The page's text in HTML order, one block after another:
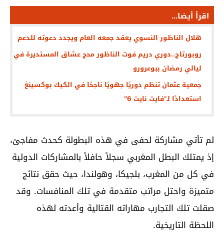
اقرأ أيضا...
هلال الناظور النسوي يعقد جمعه العام ويجدد دعوته للدعم
روبورتاج..دوري دريم فوت الناظور محج عشاق المستديرة في
ليالي رمضان ببوعرورو
جمعية عثمان تنظم دوريًا جهويًا ناجحًا في الكيك بوكسينغ
استعدادًا لـ”فايت نايت 6″
لم تأتي مشاركة لحفى في هذه البطولة كحدث مفاجئ،
إذ يمتلك البطل المغربي سجلاً حافلاً بالمشاركات الدولية
في كل من المغرب، بلجيكا، وهولندا، حيث حقق نتائج
متميزة واحتل مراتب متقدمة في تلك المنافسات. وقد
صقلت تلك التجارب مهاراته القتالية وأعدته لهذه
اللحظة التاريخية.